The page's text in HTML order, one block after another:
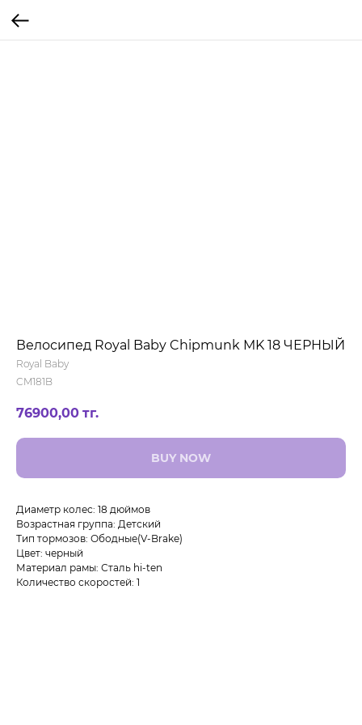
Велосипед Royal Baby Chipmunk MK 18 ЧЕРНЫЙ
Royal Baby
CM181B
76900,00 тг.
BUY NOW
Диаметр колес: 18 дюймов
Возрастная группа: Детский
Тип тормозов: Ободные(V-Brake)
Цвет: черный
Материал рамы: Сталь hi-ten
Количество скоростей: 1